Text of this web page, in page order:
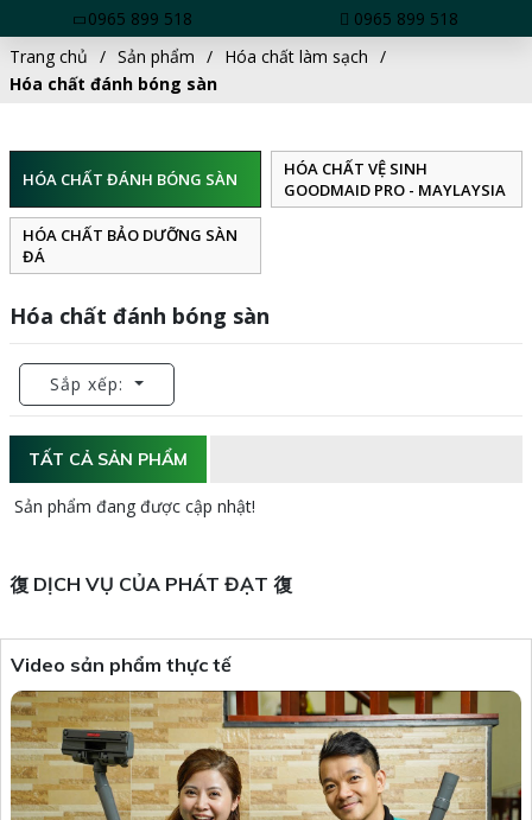
0965 899 518
0965 899 518
Trang chủ
Sản phẩm
Hóa chất làm sạch
Hóa chất đánh bóng sàn
HÓA CHẤT ĐÁNH BÓNG SÀN
HÓA CHẤT VỆ SINH
GOODMAID PRO - MAYLAYSIA
HÓA CHẤT BẢO DƯỠNG SÀN
ĐÁ
Hóa chất đánh bóng sàn
Sắp xếp:
TẤT CẢ SẢN PHẨM
Sản phẩm đang được cập nhật!
DỊCH VỤ CỦA PHÁT ĐẠT
Video sản phẩm thực tế